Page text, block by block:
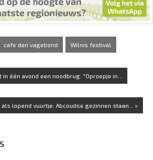
cafe den vagebond Wilnis festival
één avond een noodbrug: "Oproepje in...
lopend vuurtje: Abcoudse gezinnen staan... »